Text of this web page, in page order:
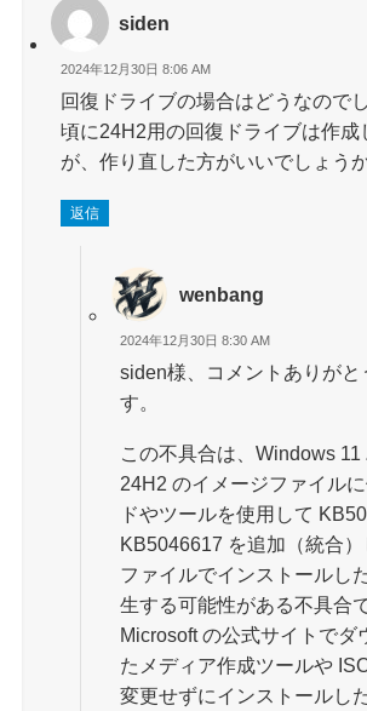
siden
2024年12月30日 8:06 AM
回復ドライブの場合はどうなので
頃に24H2用の回復ドライブは作成
が、作り直した方がいいでしょうか
返信
wenbang
2024年12月30日 8:30 AM
siden様、コメントありがと
す。
この不具合は、Windows 11
24H2 のイメージファイル
ドやツールを使用して
KB5046617 を追加（統合
ファイルでインストールし
生する可能性がある不具合
Microsoft の公式サイトでダ
たメディア作成ツールや
変更せずにインストールし